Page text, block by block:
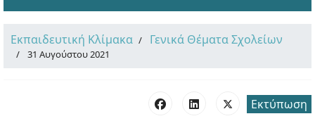
Εκπαιδευτική Κλίμακα Γενικά Θέματα Σχολείων
31 Αυγούστου 2021
Εκτύπωση